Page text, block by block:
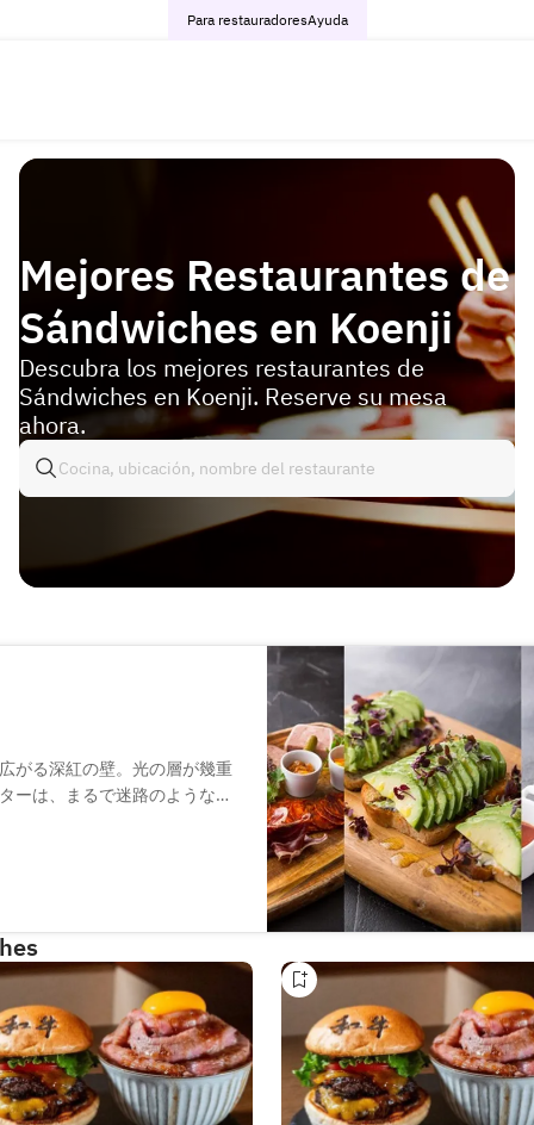
Para restauradoresAyuda
Mejores Restaurantes de
Sándwiches en Koenji
Descubra los mejores restaurantes de
Sándwiches en Koenji. Reserve su mesa
ahora.
がる深紅の壁。光の層が幾重
ーは、まるで迷路のような